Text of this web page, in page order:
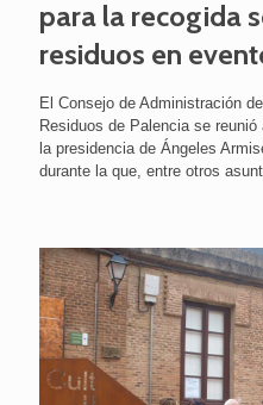
para la recogida
residuos en
El Consejo de Administración
Residuos de Palencia se
la presidencia de Ángeles
durante la que, entre otros